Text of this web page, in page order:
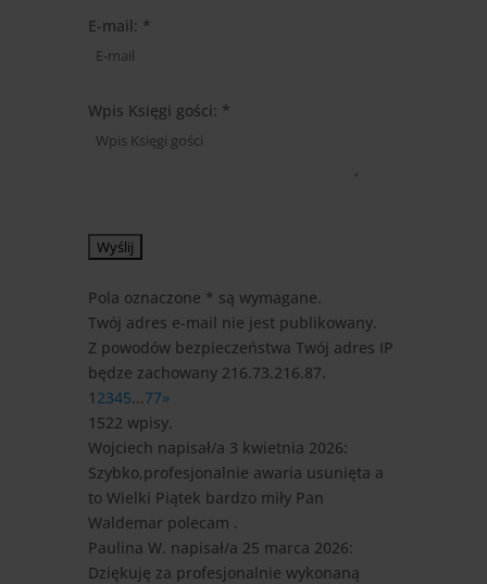
E-mail: *
Wpis Księgi gości: *
Pola oznaczone * są wymagane.
Twój adres e-mail nie jest publikowany.
Z powodów bezpieczeństwa Twój adres IP
będze zachowany 216.73.216.87.
1 2345...77»
1522 wpisy.
Wojciech napisał/a 3 kwietnia 2026:
Szybko,profesjonalnie awaria usunięta a
to Wielki Piątek bardzo miły Pan
Waldemar polecam .
Paulina W. napisał/a 25 marca 2026:
Dziękuję za profesjonalnie wykonaną